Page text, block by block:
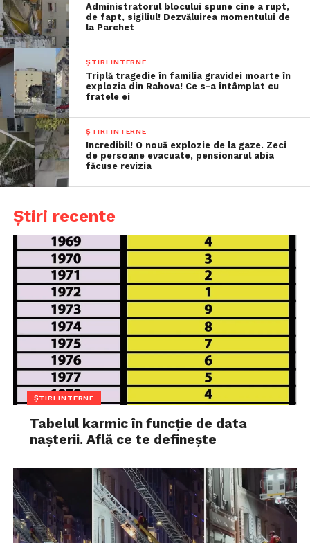
Administratorul blocului spune cine a rupt,
de fapt, sigiliul! Dezvăluirea momentului de
la Parchet
ȘTIRI INTERNE
Triplă tragedie în familia gravidei moarte în
explozia din Rahova! Ce s-a întâmplat cu
fratele ei
ȘTIRI INTERNE
Incredibil! O nouă explozie de la gaze. Zeci
de persoane evacuate, pensionarul abia
făcuse revizia
Știri recente
ȘTIRI INTERNE
Tabelul karmic în funcție de data
nașterii. Află ce te definește